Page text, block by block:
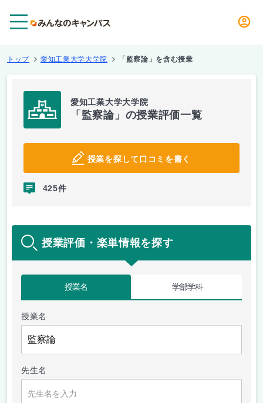
トップ 愛知工業大学大学院 「監察論」を含む授業
愛知工業大学大学院
「監察論」の授業評価一覧
授業を探して口コミを書く
425件
授業評価・楽単情報を探す
授業名 学部学科
授業名
先生名